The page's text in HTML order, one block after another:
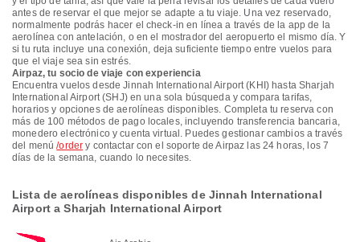
antes de reservar el que mejor se adapte a tu viaje. Una vez reservado,
normalmente podrás hacer el check-in en línea a través de la app de la
aerolínea con antelación, o en el mostrador del aeropuerto el mismo día. Y
si tu ruta incluye una conexión, deja suficiente tiempo entre vuelos para
que el viaje sea sin estrés.
Airpaz, tu socio de viaje con experiencia
Encuentra vuelos desde Jinnah International Airport (KHI) hasta Sharjah
International Airport (SHJ) en una sola búsqueda y compara tarifas,
horarios y opciones de aerolíneas disponibles. Completa tu reserva con
más de 100 métodos de pago locales, incluyendo transferencia bancaria,
monedero electrónico y cuenta virtual. Puedes gestionar cambios a través
del menú/order y contactar con el soporte de Airpaz las 24 horas, los 7
días de la semana, cuando lo necesites.
Lista de aerolíneas disponibles de Jinnah International
Airport a Sharjah International Airport